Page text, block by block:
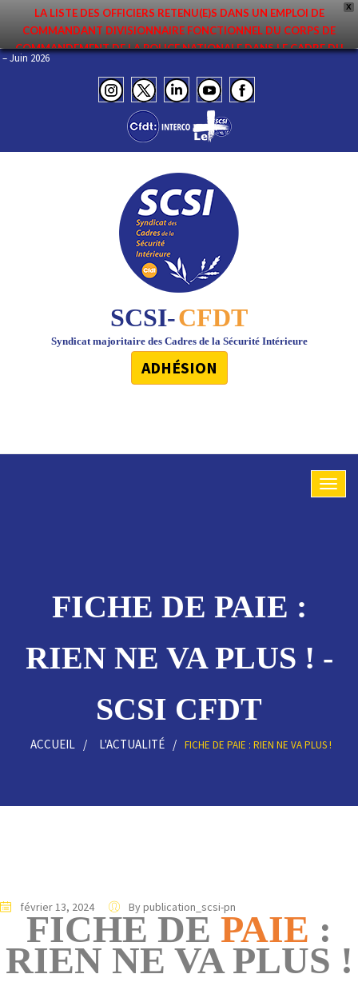
X
LA LISTE DES OFFICIERS RETENU(E)S DANS UN EMPLOI DE
COMMANDANT DIVISIONNAIRE FONCTIONNEL DU CORPS DE
COMMANDEMENT DE LA POLICE NATIONALE DANS LE CADRE DU
PREMIER MOUVEMENT 2026 A ÉTÉ DIFFUSÉE. ELLE EST DISPONIBLE EN
PAGES PROTÉGÉES DU SITE. FÉLICITATIONS AUX NOMMÉ(E)S !
– Juin 2026
SCSI-CFDT
Syndicat majoritaire des Cadres de la Sécurité Intérieure
ADHÉSION
FICHE DE PAIE :
RIEN NE VA PLUS ! -
SCSI CFDT
ACCUEIL L'ACTUALITÉ FICHE DE PAIE : RIEN NE VA PLUS !
février 13, 2024 By publication_scsi-pn
FICHE DE PAIE :
RIEN NE VA PLUS !